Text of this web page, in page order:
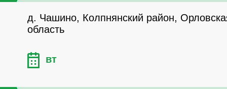
д. Чашино, Колпнянский район,
область
вт